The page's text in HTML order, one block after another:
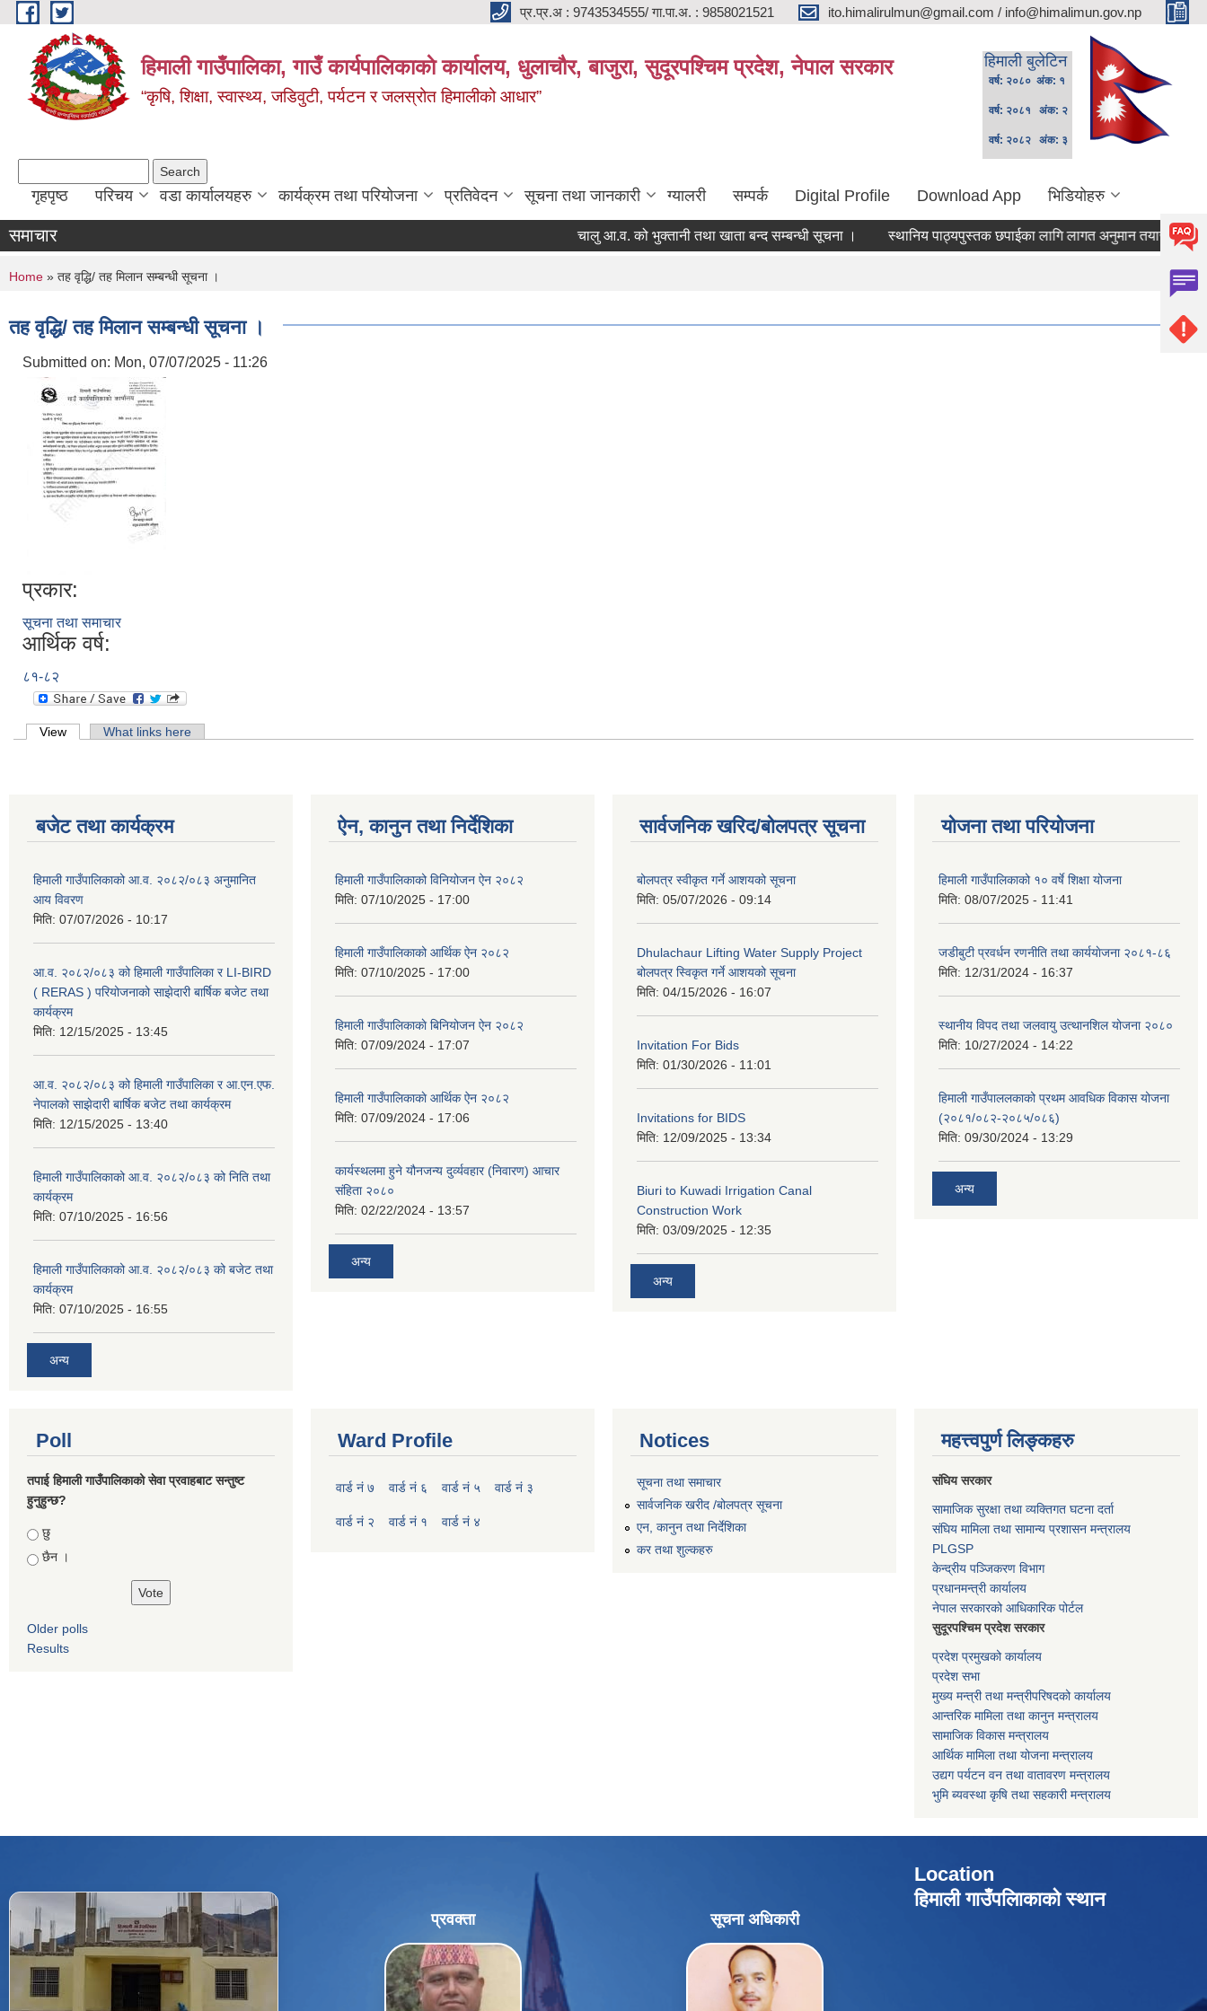
Skip to main content प्र.प्र.अ : 9743534555/ गा.पा.अ. : 9858021521 ito.himalirulmun@gmail.com / info@himalimun.gov.np
हिमाली गाउँपालिका, गाउँ कार्यपालिकाकाे कार्यालय, धुलाचौर, बाजुरा, सुदूरपश्चिम प्रदेश, नेपाल सरकार
“कृषि, शिक्षा, स्वास्थ्य, जडिवुटी, पर्यटन र जलस्रोत हिमालीको आधार”
हिमाली बुलेटिन
वर्ष: २०८० अंक: १
वर्ष: २०८१ अंक: २
वर्ष: २०८२ अंक: ३
गृहपृष्ठ परिचय वडा कार्यालयहरु कार्यक्रम तथा परियोजना प्रतिवेदन सूचना तथा जानकारी ग्यालरी सम्पर्क Digital Profile Download App भिडियोहरु
समाचार चालु आ.व. को भुक्तानी तथा खाता बन्द सम्बन्धी सूचना । स्थानिय पाठ्यपुस्तक छपाईका लागि लागत अनुमान तयारीका लागि
You are here
Home » तह वृद्धि/ तह मिलान सम्बन्धी सूचना ।
तह वृद्धि/ तह मिलान सम्बन्धी सूचना ।
Submitted on: Mon, 07/07/2025 - 11:26
प्रकार:
सूचना तथा समाचार
आर्थिक वर्ष:
८१-८२
Primary tabs
View (active tab)What links here
बजेट तथा कार्यक्रम
हिमाली गाउँपालिकाको आ.व. २०८२/०८३ अनुमानित
आय विवरण
मिति: 07/07/2026 - 10:17
आ.व. २०८२/०८३ को हिमाली गाउँपालिका र LI-BIRD
( RERAS ) परियोजनाको साझेदारी बार्षिक बजेट तथा
कार्यक्रम
मिति: 12/15/2025 - 13:45
आ.व. २०८२/०८३ को हिमाली गाउँपालिका र आ.एन.एफ.
नेपालको साझेदारी बार्षिक बजेट तथा कार्यक्रम
मिति: 12/15/2025 - 13:40
हिमाली गाउँपालिकाको आ.व. २०८२/०८३ को निति तथा
कार्यक्रम
मिति: 07/10/2025 - 16:56
हिमाली गाउँपालिकाको आ.व. २०८२/०८३ को बजेट तथा
कार्यक्रम
मिति: 07/10/2025 - 16:55
अन्य
ऐन, कानुन तथा निर्देशिका
हिमाली गाउँपालिकाको विनियोजन ऐन २०८२
मिति: 07/10/2025 - 17:00
हिमाली गाउँपालिकाको आर्थिक ऐन २०८२
मिति: 07/10/2025 - 17:00
हिमाली गाउँपालिकाकाे बिनियोजन ऐन २०८२
मिति: 07/09/2024 - 17:07
हिमाली गाउँपालिकाकाे आर्थिक ऐन २०८२
मिति: 07/09/2024 - 17:06
कार्यस्थलमा हुने यौनजन्य दुर्व्यवहार (निवारण) आचार
संहिता २०८०
मिति: 02/22/2024 - 13:57
अन्य
सार्वजनिक खरिद/बोलपत्र सूचना
बोलपत्र स्वीकृत गर्ने आशयको सूचना
मिति: 05/07/2026 - 09:14
Dhulachaur Lifting Water Supply Project
बोलपत्र स्विकृत गर्ने आशयको सूचना
मिति: 04/15/2026 - 16:07
Invitation For Bids
मिति: 01/30/2026 - 11:01
Invitations for BIDS
मिति: 12/09/2025 - 13:34
Biuri to Kuwadi Irrigation Canal
Construction Work
मिति: 03/09/2025 - 12:35
अन्य
योजना तथा परियोजना
हिमाली गाउँपालिकाको १० वर्षे शिक्षा योजना
मिति: 08/07/2025 - 11:41
जडीबुटी प्रवर्धन रणनीति तथा कार्ययाेजना २०८१-८६
मिति: 12/31/2024 - 16:37
स्थानीय विपद तथा जलवायु उत्थानशिल योजना २०८०
मिति: 10/27/2024 - 14:22
हिमाली गाउँपाललकाको प्रथम आवधिक विकास योजना
(२०८१/०८२-२०८५/०८६)
मिति: 09/30/2024 - 13:29
अन्य
Poll
तपाई हिमाली गाउँपालिकाको सेवा प्रवाहबाट सन्तुष्ट
हुनुहुन्छ?
Choices
छु
छैन ।
Older polls
Results
Ward Profile
वार्ड नं ७ वार्ड नं ६ वार्ड नं ५ वार्ड नं ३
वार्ड नं २ वार्ड नं १ वार्ड नं ४
Notices
सूचना तथा समाचार
सार्वजनिक खरीद /बोलपत्र सूचना
एन, कानुन तथा निर्देशिका
कर तथा शुल्कहरु
महत्त्वपुर्ण लिङ्कहरु
संघिय सरकार
सामाजिक सुरक्षा तथा व्यक्तिगत घटना दर्ता
संघिय मामिला तथा सामान्य प्रशासन मन्त्रालय
PLGSP
केन्द्रीय पञ्जिकरण विभाग
प्रधानमन्त्री कार्यालय
नेपाल सरकारको आधिकारिक पोर्टल
सुदूरपश्चिम प्रदेश सरकार
प्रदेश प्रमुखको कार्यालय
प्रदेश सभा
मुख्य मन्त्री तथा मन्त्रीपरिषदको कार्यालय
आन्तरिक मामिला तथा कानुन मन्त्रालय
सामाजिक विकास मन्त्रालय
आर्थिक मामिला तथा योजना मन्त्रालय
उद्यग पर्यटन वन तथा वातावरण मन्त्रालय
भुमि ब्यवस्था कृषि तथा सहकारी मन्त्रालय
f Facebook ⋯ प्रवक्ता सूचना अधिकारी
Location
हिमाली गाउँपलािकाको स्थान